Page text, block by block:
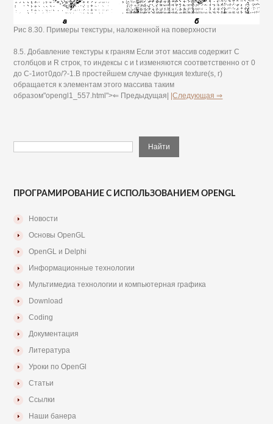
Рис 8.30. Примеры текстуры, наложенной на поверхности
8.5. Добавление текстуры к граням Если этот массив содержит С
столбцов и R строк, то индексы с и t изменяются соответственно от 0
до С-1иот0до/?-1.В простейшем случае функция texture(s, г)
обращается к элементам этого массива таким
образом"opengl1_557.html">⇐ Предыдущая|
|Следующая ⇒
ПРОГРАМИРОВАНИЕ С ИСПОЛЬЗОВАНИЕМ OPENGL
Новости
Основы OpenGL
OpenGL и Delphi
Информационные технологии
Мультимедиа технологии и компьютерная графика
Download
Coding
Документация
Литература
Уроки по OpenGl
Статьи
Ссылки
Наши банера